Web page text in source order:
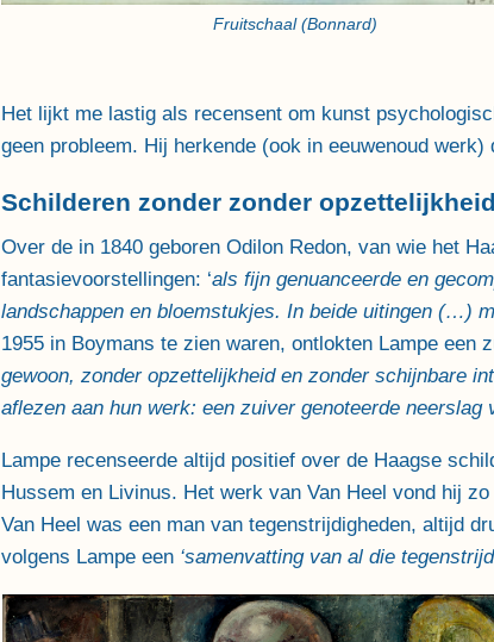
Fruitschaal (Bonnard)
Het lijkt me lastig als recensent om kunst
geen probleem. Hij herkende (ook in eeuwenoud
Schilderen zonder zonder
Over de in 1840 geboren Odilon Redon, van wie het
fantasievoorstellingen: ‘als fijn genuanceerde en
landschappen en bloemstukjes. In beide uitingen (…)
1955 in Boymans te zien waren, ontlokten Lampe een
gewoon, zonder opzettelijkheid en zonder schijnbare
aflezen aan hun werk: een zuiver genoteerde
Lampe recenseerde altijd positief over de Haagse
Hussem en Livinus. Het werk van Van Heel vond hij
Van Heel was een man van tegenstrijdigheden, altijd
volgens Lampe een‘samenvatting van al die